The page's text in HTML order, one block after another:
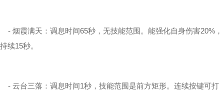
- 烟霞满天：调息时间65秒，无技能范围。能强化自身伤害20%，
持续15秒。
- 云台三落：调息时间1秒，技能范围是前方矩形。连续按键可打